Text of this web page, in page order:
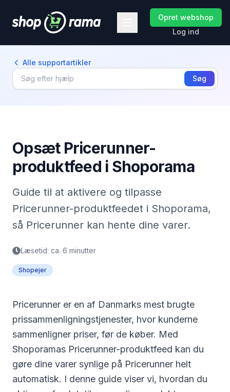
Opret webshop
Log ind
Alle supportartikler
Søg
Opsæt Pricerunner-
produktfeed i Shoporama
Guide til at aktivere og tilpasse
Pricerunner-produktfeedet i Shoporama,
så Pricerunner kan hente dine varer.
Læsetid: ca. 6 minutter
Shopejer
Pricerunner er en af Danmarks mest brugte
prissammenligningstjenester, hvor kunderne
sammenligner priser, før de køber. Med
Shoporamas Pricerunner-produktfeed kan du
gøre dine varer synlige på Pricerunner helt
automatisk. I denne guide viser vi, hvordan du